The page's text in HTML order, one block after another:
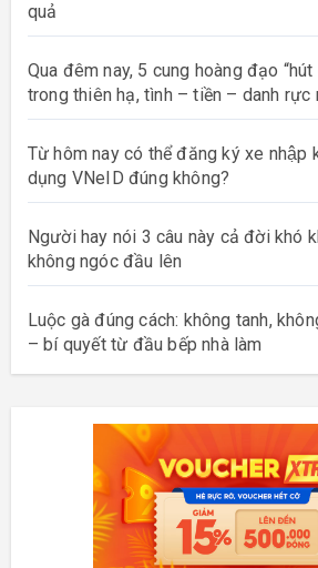
quả
Qua đêm nay, 5 cung hoàng đạo “hút
trong thiên hạ, tình – tiền – danh rực
Từ hôm nay có thể đăng ký xe nhập
dụng VNeID đúng không?
Người hay nói 3 câu này cả đời khó
không ngóc đầu lên
Luộc gà đúng cách: không tanh,
– bí quyết từ đầu bếp nhà làm